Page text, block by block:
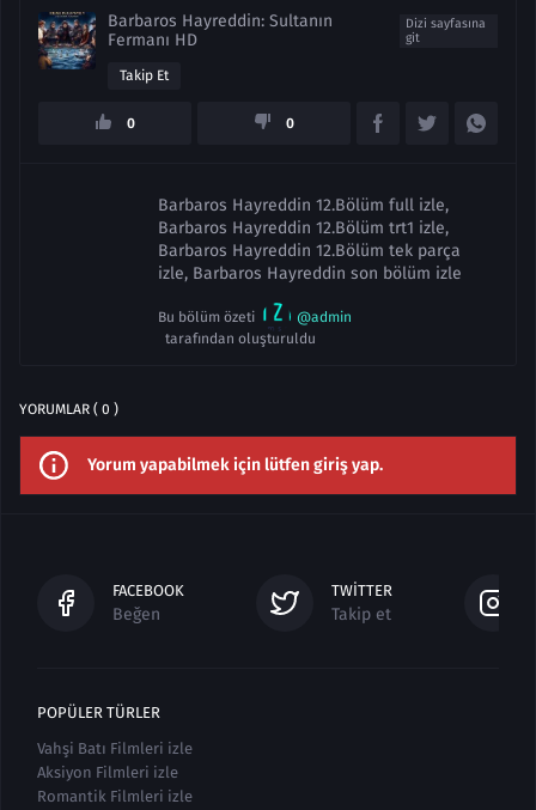
Barbaros Hayreddin: Sultanın
Fermanı HD
Dizi sayfasına
git
Takip Et
0 0
Barbaros Hayreddin 12.Bölüm full izle,
Barbaros Hayreddin 12.Bölüm trt1 izle,
Barbaros Hayreddin 12.Bölüm tek parça
izle, Barbaros Hayreddin son bölüm izle
Bu bölüm özeti
@admin
tarafından oluşturuldu
YORUMLAR ( 0 )
Yorum yapabilmek için lütfen giriş yap.
FACEBOOK
Beğen
TWITTER
Takip et
POPÜLER TÜRLER
Vahşi Batı Filmleri izle
Aksiyon Filmleri izle
Romantik Filmleri izle